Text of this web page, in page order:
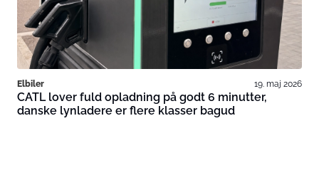
Elbiler 19. maj 2026
CATL lover fuld opladning på godt 6 minutter,
danske lynladere er flere klasser bagud